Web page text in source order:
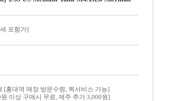
포함가]
[홍대역 매장 방문수령, 퀵서비스 가능]
원 이상 구매시 무료, 제주 추가 3,000원]